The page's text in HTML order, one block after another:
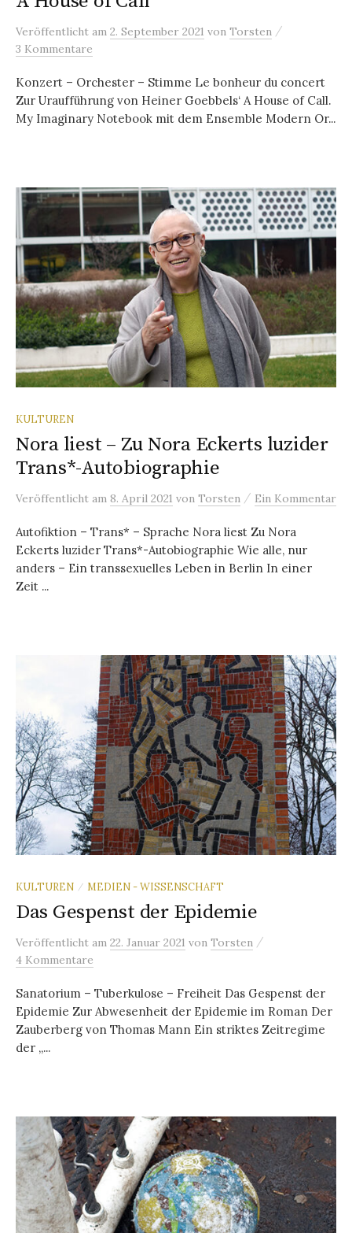
Veröffentlicht am 2. September 2021 von Torsten /
3 Kommentare
Konzert – Orchester – Stimme Le bonheur du concert
Zur Uraufführung von Heiner Goebbels‘ A House of Call.
My Imaginary Notebook mit dem Ensemble Modern Or...
KULTUREN
Nora liest – Zu Nora Eckerts luzider
Trans*-Autobiographie
Veröffentlicht am 8. April 2021 von Torsten / Ein Kommentar
Autofiktion – Trans* – Sprache Nora liest Zu Nora
Eckerts luzider Trans*-Autobiographie Wie alle, nur
anders – Ein transsexuelles Leben in Berlin In einer
Zeit ...
KULTUREN / MEDIEN - WISSENSCHAFT
Das Gespenst der Epidemie
Veröffentlicht am 22. Januar 2021 von Torsten /
4 Kommentare
Sanatorium – Tuberkulose – Freiheit Das Gespenst der
Epidemie Zur Abwesenheit der Epidemie im Roman Der
Zauberberg von Thomas Mann Ein striktes Zeitregime
der „...